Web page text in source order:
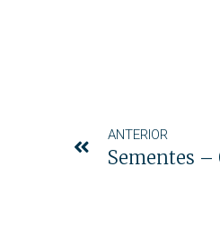
ANTERIOR
Sementes –